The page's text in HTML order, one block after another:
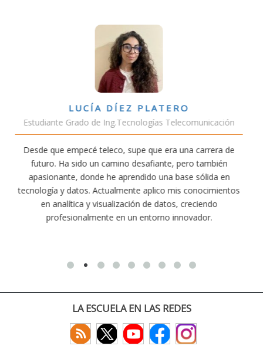
de
en
VÍCTOR SÁNCHEZ VALENCIA
Estudiante Doble Grado Teleco-ADE
Estudiar teleco me ha permitido comprender
conectividad afecta nuestra vida diaria. Aunque la
exige esfuerzo, he dedicado parte de mi tiempo a
actividades como el salvamento y socorrismo.
convencido de que elegir teleco ha sido una de las
decisiones que he tomado.
LA ESCUELA EN LAS REDES